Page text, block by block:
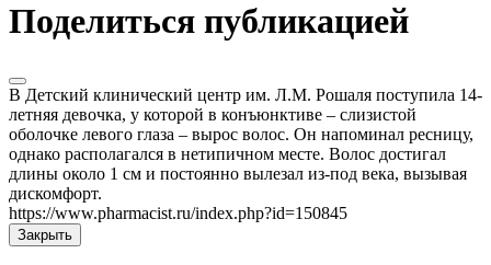
Поделиться публикацией
В Детский клинический центр им. Л.М. Рошаля поступила 14-
летняя девочка, у которой в конъюнктиве – слизистой
оболочке левого глаза – вырос волос. Он напоминал ресницу,
однако располагался в нетипичном месте. Волос достигал
длины около 1 см и постоянно вылезал из-под века, вызывая
дискомфорт.
https://www.pharmacist.ru/index.php?id=150845
Закрыть